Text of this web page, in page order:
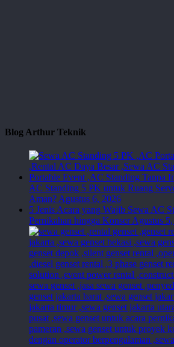
Blog Arthur Teknik
AC Standing 5 PK untuk Ruang
Aman?Agustus 6, 2026
5 Jenis Acara yang Wajib Sewa AC
Pernikahan hingga KonserAgustus